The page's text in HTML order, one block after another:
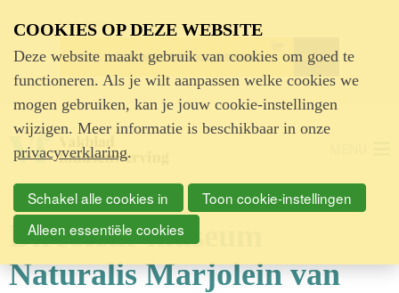
Advertentie
Directeur museum
Naturalis Marjolein van
COOKIES OP DEZE WEBSITE
Deze website maakt gebruik van cookies om goed te
functioneren. Als je wilt aanpassen welke cookies we
mogen gebruiken, kan je jouw cookie-instellingen
wijzigen. Meer informatie is beschikbaar in onze
privacyverklaring.
Schakel alle cookies in
Toon cookie-instellingen
Alleen essentiële cookies